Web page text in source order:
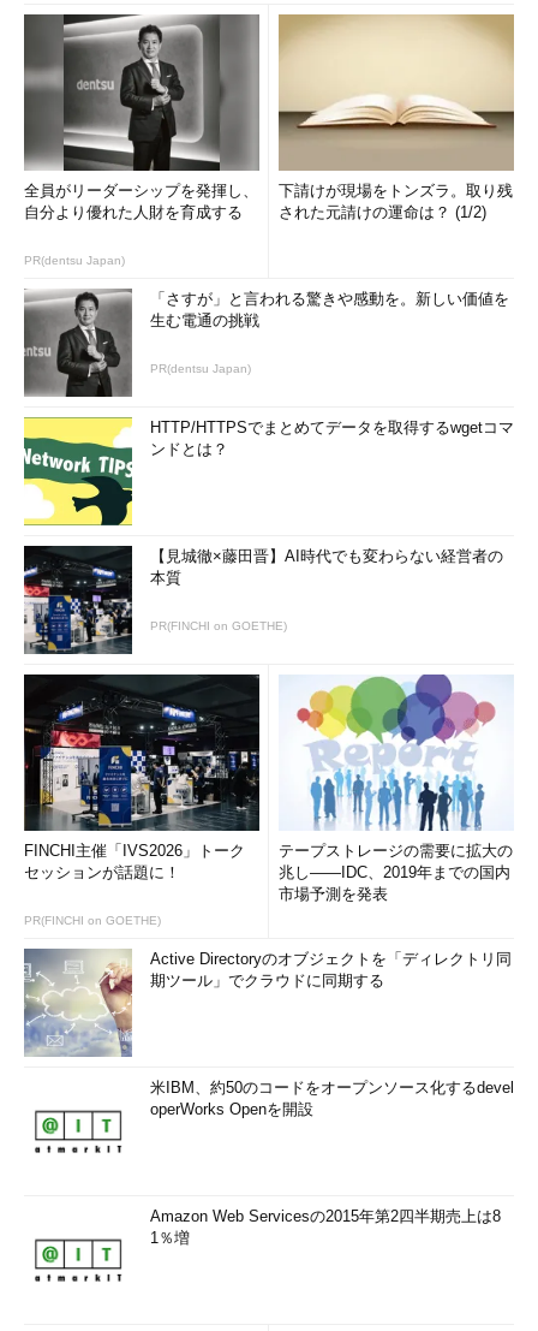
全員がリーダーシップを発揮し、
自分より優れた人財を育成する
PR(dentsu Japan)
下請けが現場をトンズラ。取り残
された元請けの運命は？ (1/2)
「さすが」と言われる驚きや感動を。新しい価値を
生む電通の挑戦
PR(dentsu Japan)
HTTP/HTTPSでまとめてデータを取得するwgetコマ
ンドとは？
【見城徹×藤田晋】AI時代でも変わらない経営者の
本質
PR(FINCHI on GOETHE)
FINCHI主催「IVS2026」トーク
セッションが話題に！
PR(FINCHI on GOETHE)
テープストレージの需要に拡大の
兆し――IDC、2019年までの国内
市場予測を発表
Active Directoryのオブジェクトを「ディレクトリ同
期ツール」でクラウドに同期する
米IBM、約50のコードをオープンソース化するdevel
operWorks Openを開設
Amazon Web Servicesの2015年第2四半期売上は8
1％増